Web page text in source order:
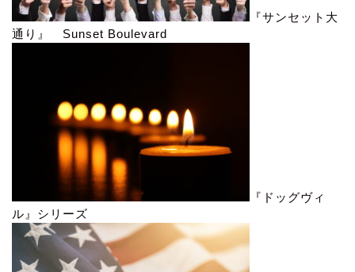
『サンセット大
通り』 Sunset Boulevard
『ドッグヴィ
ル』シリーズ